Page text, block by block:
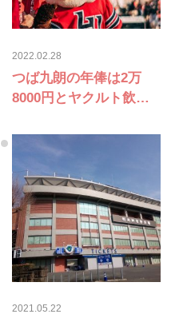
2022.02.28
つば九朗の年俸は2万
8000円とヤクルト飲み
コットキャラクターの
年俸を紹介！
2021.05.22